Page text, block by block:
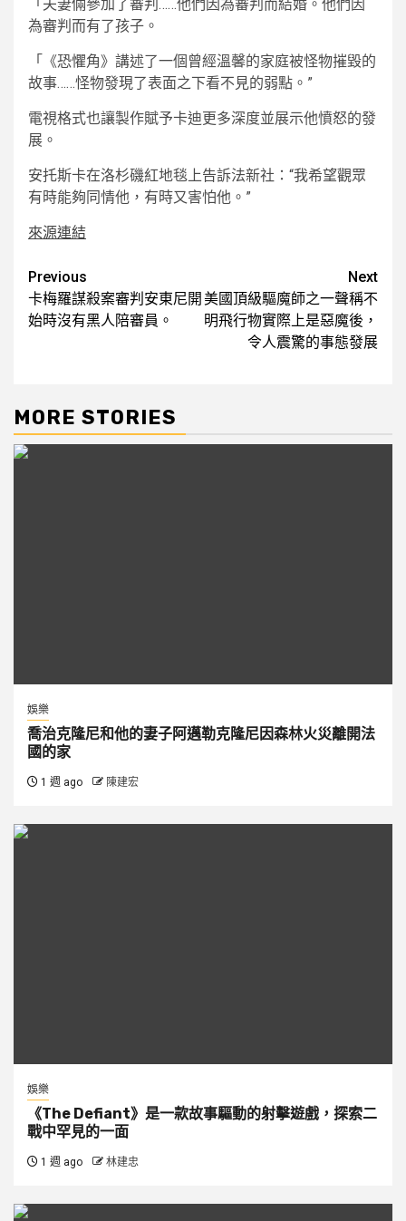
「夫妻倆參加了審判……他們因為審判而結婚。他們因
為審判而有了孩子。
「《恐懼角》講述了一個曾經溫馨的家庭被怪物摧毀的
故事……怪物發現了表面之下看不見的弱點。”
電視格式也讓製作賦予卡迪更多深度並展示他憤怒的發
展。
安托斯卡在洛杉磯紅地毯上告訴法新社：“我希望觀眾
有時能夠同情他，有時又害怕他。”
來源連結
Post
navigation
Previous
卡梅羅謀殺案審判安東尼開
始時沒有黑人陪審員。
Next
美國頂級驅魔師之一聲稱不
明飛行物實際上是惡魔後，
令人震驚的事態發展
MORE STORIES
娛樂
喬治克隆尼和他的妻子阿邁勒克隆尼因森林火災離開法
國的家
1 週 ago 陳建宏
娛樂
《The Defiant》是一款故事驅動的射擊遊戲，探索二
戰中罕見的一面
1 週 ago 林建忠